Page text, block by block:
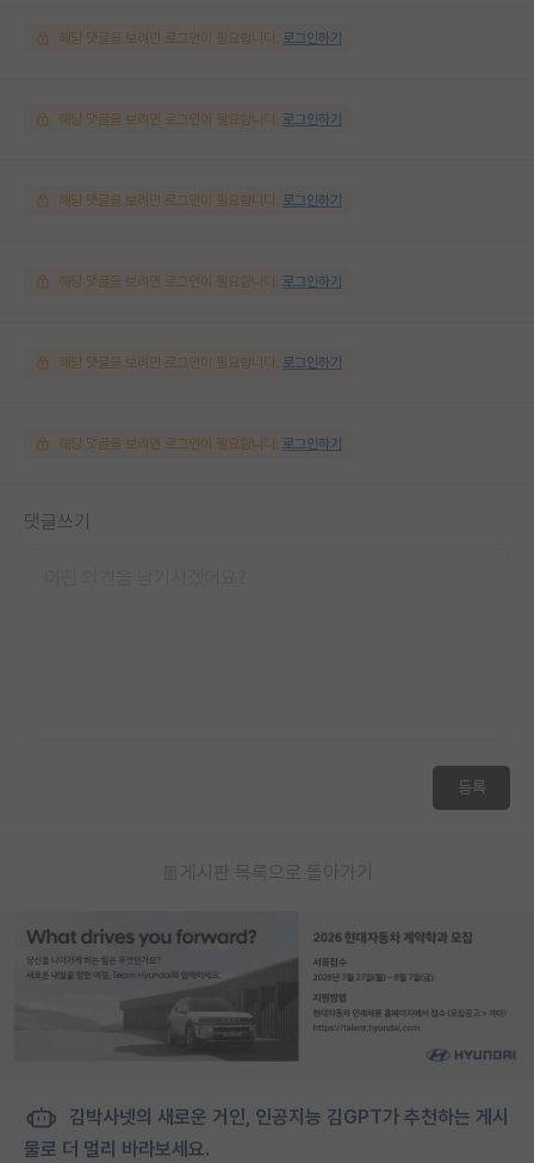
해당 댓글을 보려면 로그인이 필요합니다. 로그인하기
해당 댓글을 보려면 로그인이 필요합니다. 로그인하기
해당 댓글을 보려면 로그인이 필요합니다. 로그인하기
해당 댓글을 보려면 로그인이 필요합니다. 로그인하기
해당 댓글을 보려면 로그인이 필요합니다. 로그인하기
해당 댓글을 보려면 로그인이 필요합니다. 로그인하기
댓글쓰기
등록
게시판 목록으로 돌아가기
김박사넷의 새로운 거인, 인공지능 김GPT가 추천하는 게시
물로 더 멀리 바라보세요.